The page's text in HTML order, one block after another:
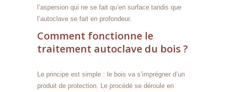
l’aspersion qui ne se fait qu’en surface tandis que
l’autoclave se fait en profondeur.
Comment fonctionne le
traitement autoclave du bois ?
Le principe est simple : le bois va s’imprégner d’un
produit de protection. Le procédé se déroule en